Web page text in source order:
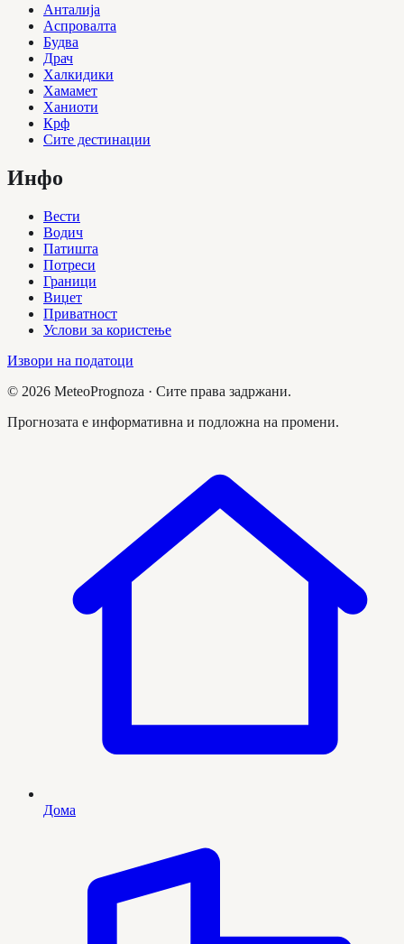
Анталија
Аспровалта
Будва
Драч
Халкидики
Хамамет
Ханиоти
Крф
Сите дестинации
Инфо
Вести
Водич
Патишта
Потреси
Граници
Виџет
Приватност
Услови за користење
Извори на податоци
© 2026 MeteoPrognoza · Сите права задржани.
Прогнозата е информативна и подложна на промени.
Дома